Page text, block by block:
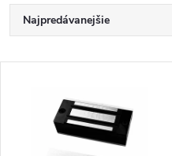
R
a
Najpredávanejšie
Abecedne